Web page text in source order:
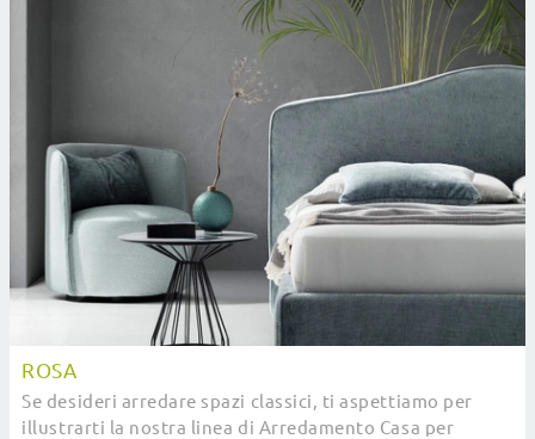
ROSA
Se desideri arredare spazi classici, ti aspettiamo per
illustrarti la nostra linea di Arredamento Casa per